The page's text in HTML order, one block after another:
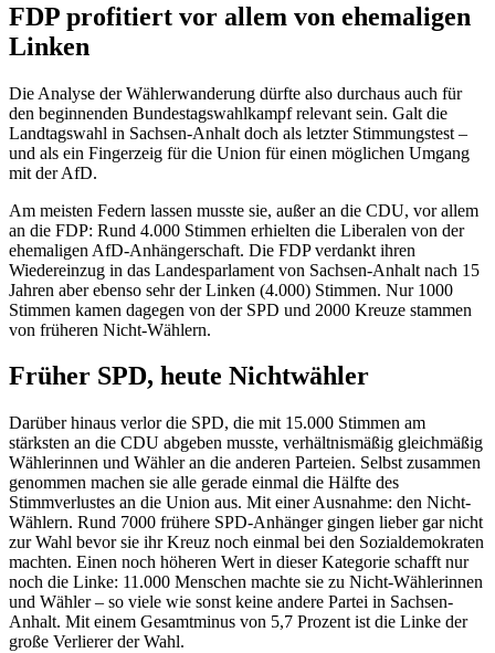
FDP profitiert vor allem von ehemaligen
Linken
Die Analyse der Wählerwanderung dürfte also durchaus auch für
den beginnenden Bundestagswahlkampf relevant sein. Galt die
Landtagswahl in Sachsen-Anhalt doch als letzter Stimmungstest –
und als ein Fingerzeig für die Union für einen möglichen Umgang
mit der AfD.
Am meisten Federn lassen musste sie, außer an die CDU, vor allem
an die FDP: Rund 4.000 Stimmen erhielten die Liberalen von der
ehemaligen AfD-Anhängerschaft. Die FDP verdankt ihren
Wiedereinzug in das Landesparlament von Sachsen-Anhalt nach 15
Jahren aber ebenso sehr der Linken (4.000) Stimmen. Nur 1000
Stimmen kamen dagegen von der SPD und 2000 Kreuze stammen
von früheren Nicht-Wählern.
Früher SPD, heute Nichtwähler
Darüber hinaus verlor die SPD, die mit 15.000 Stimmen am
stärksten an die CDU abgeben musste, verhältnismäßig gleichmäßig
Wählerinnen und Wähler an die anderen Parteien. Selbst zusammen
genommen machen sie alle gerade einmal die Hälfte des
Stimmverlustes an die Union aus. Mit einer Ausnahme: den Nicht-
Wählern. Rund 7000 frühere SPD-Anhänger gingen lieber gar nicht
zur Wahl bevor sie ihr Kreuz noch einmal bei den Sozialdemokraten
machten. Einen noch höheren Wert in dieser Kategorie schafft nur
noch die Linke: 11.000 Menschen machte sie zu Nicht-Wählerinnen
und Wähler – so viele wie sonst keine andere Partei in Sachsen-
Anhalt. Mit einem Gesamtminus von 5,7 Prozent ist die Linke der
große Verlierer der Wahl.